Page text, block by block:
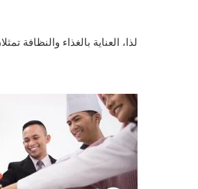
لذا، العناية بالغذاء والنظافة